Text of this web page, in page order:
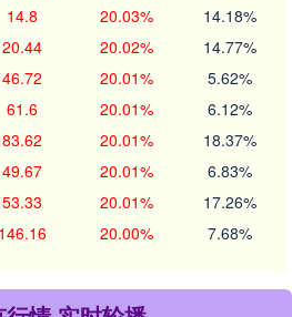
14.8 20.03% 14.18%
20.44 20.02% 14.77%
46.72 20.01% 5.62%
61.6 20.01% 6.12%
83.62 20.01% 18.37%
49.67 20.01% 6.83%
53.33 20.01% 17.26%
146.16 20.00% 7.68%